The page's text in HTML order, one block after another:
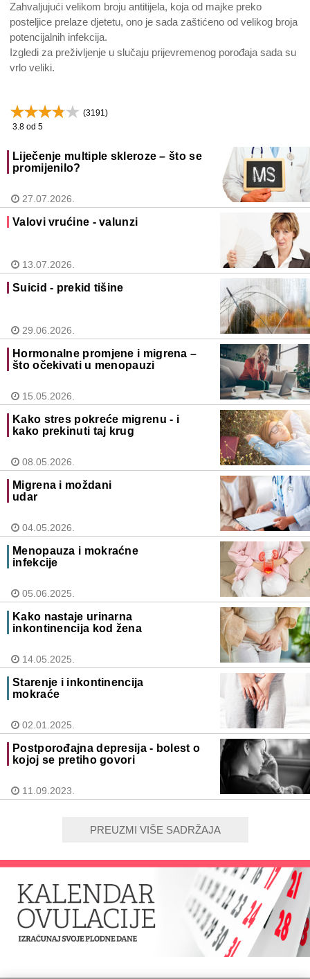
Zahvaljujući velikom broju antitijela, koja od majke preko
posteljice prelaze djetetu, ono je sada zaštićeno od velikog broja
potencijalnih infekcija.
Izgledi za preživljenje u slučaju prijevremenog porođaja sada su
vrlo veliki.
(3191)
3.8 od 5
Liječenje multiple skleroze – što se
promijenilo?
27.07.2026.
Valovi vrućine - valunzi
13.07.2026.
Suicid - prekid tišine
29.06.2026.
Hormonalne promjene i migrena –
što očekivati u menopauzi
15.05.2026.
Kako stres pokreće migrenu - i
kako prekinuti taj krug
08.05.2026.
Migrena i moždani
udar
04.05.2026.
Menopauza i mokraćne
infekcije
05.06.2025.
Kako nastaje urinarna
inkontinencija kod žena
14.05.2025.
Starenje i inkontinencija
mokraće
02.01.2025.
Postporođajna depresija - bolest o
kojoj se pretiho govori
11.09.2023.
PREUZMI VIŠE SADRŽAJA